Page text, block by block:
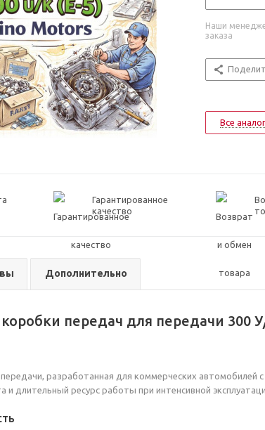
Наши
заказа
Все
Гарантированное
качество
Дополнительно
передач для передачи 300
разработанная для коммерческих автомобилей
и длительный ресурс работы при интенсивной